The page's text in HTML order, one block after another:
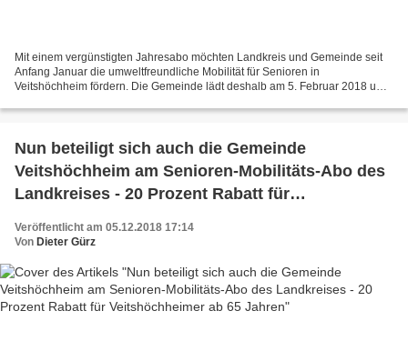
Mit einem vergünstigten Jahresabo möchten Landkreis und Gemeinde seit
Anfang Januar die umweltfreundliche Mobilität für Senioren in
Veitshöchheim fördern. Die Gemeinde lädt deshalb am 5. Februar 2018 um
Nun beteiligt sich auch die Gemeinde
Veitshöchheim am Senioren-Mobilitäts-Abo des
Landkreises - 20 Prozent Rabatt für
Veröffentlicht am 05.12.2018 17:14
Von Dieter Gürz